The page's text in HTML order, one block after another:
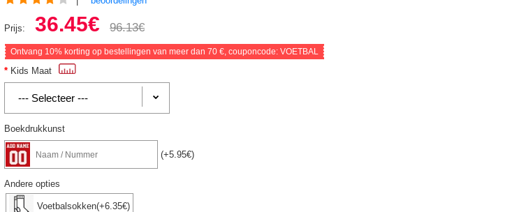
Prijs: 36.45€ 96.13€
Ontvang 10% korting op bestellingen van meer dan 70 €, couponcode: VOETBAL
Kids Maat
Boekdrukkunst
(+5.95€)
Andere opties
Voetbalsokken(+6.35€)